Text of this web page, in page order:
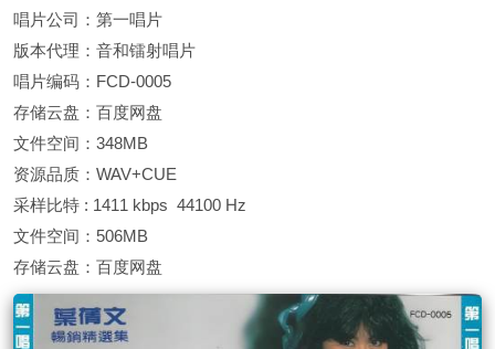
唱片公司：第一唱片
版本代理：音和镭射唱片
唱片编码：FCD-0005
存储云盘：百度网盘
文件空间：348MB
资源品质：WAV+CUE
采样比特 : 1411 kbps 44100 Hz
文件空间：506MB
存储云盘：百度网盘